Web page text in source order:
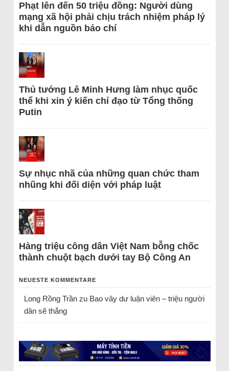
Phạt lên đến 50 triệu đồng: Người dùng
mạng xã hội phải chịu trách nhiệm pháp lý
khi dẫn nguồn báo chí
Thủ tướng Lê Minh Hưng làm nhục quốc
thể khi xin ý kiến chỉ đạo từ Tổng thống
Putin
Sự nhục nhã của những quan chức tham
nhũng khi đối diện với pháp luật
Hàng triệu công dân Việt Nam bỗng chốc
thành chuột bạch dưới tay Bộ Công An
NEUESTE KOMMENTARE
Long Rồng Trầnzu Bao vây dư luận viên – triệu người
dân sẽ thắng